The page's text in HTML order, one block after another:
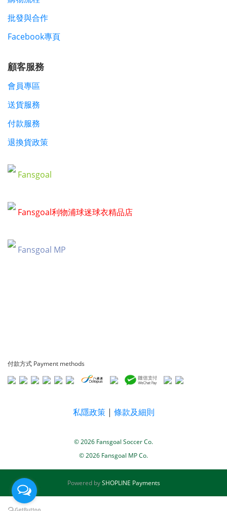
批發與合作
Facebook專頁
顧客服務
會員專區
送貨服務
付款服務
退換貨政策
Fansgoal
Fansgoal利物浦球迷球衣精品店
Fansgoal MP
付款方式 Payment methods
私隱政策 | 條款及細則
© 2026 Fansgoal Soccer Co.
© 2026 Fansgoal MP Co.
Powered bySHOPLINE Payments